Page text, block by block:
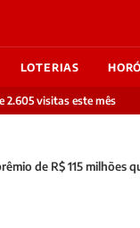
LOTERIAS
2.605 visitas este mês
de R$ 115 milhões